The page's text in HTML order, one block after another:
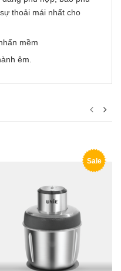
thoải mái nhất cho
mềm
êm.
Sale